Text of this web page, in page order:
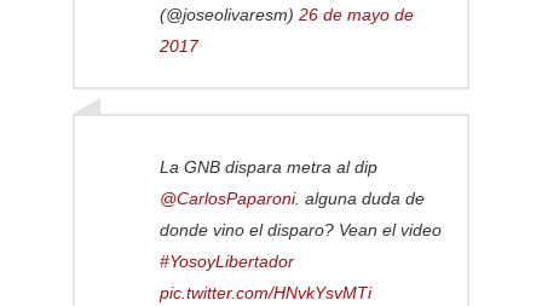
(@joseolivaresm) 26 de mayo de
2017
La GNB dispara metra al dip
@CarlosPaparoni. alguna duda de
donde vino el disparo? Vean el video
#YosoyLibertador
pic.twitter.com/HNvkYsvMTi